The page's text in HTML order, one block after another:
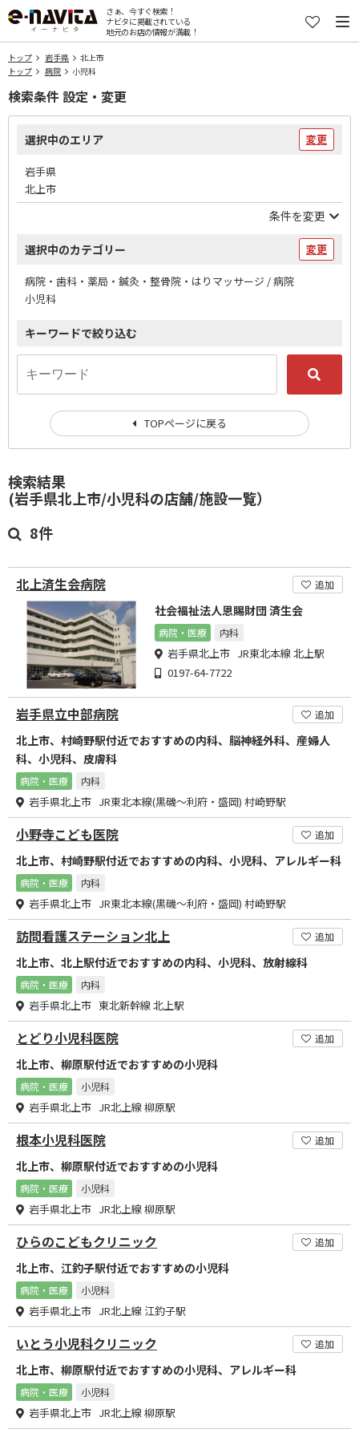
さぁ、今すぐ検索！
ナビタに掲載されている
地元のお店の情報が満載！
トップ 岩手県
北上市
トップ
病院 小児科
検索結果
(岩手県北上市/小児科の店舗/施設一覧）
8件
北上済生会病院 追加
社会福祉法人恩賜財団 済生会
病院・医療 内科
岩手県北上市 JR東北本線 北上駅
0197-64-7722
岩手県立中部病院 追加
北上市、村崎野駅付近でおすすめの内科、脳神経外科、産婦人
科、小児科、皮膚科
病院・医療 内科
岩手県北上市 JR東北本線(黒磯～利府・盛岡) 村崎野駅
小野寺こども医院 追加
北上市、村崎野駅付近でおすすめの内科、小児科、アレルギー科
病院・医療 内科
岩手県北上市 JR東北本線(黒磯～利府・盛岡) 村崎野駅
訪問看護ステーション北上 追加
北上市、北上駅付近でおすすめの内科、小児科、放射線科
病院・医療 内科
岩手県北上市 東北新幹線 北上駅
とどり小児科医院 追加
北上市、柳原駅付近でおすすめの小児科
病院・医療 小児科
岩手県北上市 JR北上線 柳原駅
根本小児科医院 追加
北上市、柳原駅付近でおすすめの小児科
病院・医療 小児科
岩手県北上市 JR北上線 柳原駅
ひらのこどもクリニック 追加
北上市、江釣子駅付近でおすすめの小児科
病院・医療 小児科
岩手県北上市 JR北上線 江釣子駅
いとう小児科クリニック 追加
北上市、柳原駅付近でおすすめの小児科、アレルギー科
病院・医療 小児科
岩手県北上市 JR北上線 柳原駅
検索条件 設定・変更
選択中のエリア 変更
岩手県
北上市
条件を変更
選択中のカテゴリー 変更
病院・歯科・薬局・鍼灸・整骨院・はりマッサージ / 病院
小児科
キーワードで絞り込む
TOPページに戻る